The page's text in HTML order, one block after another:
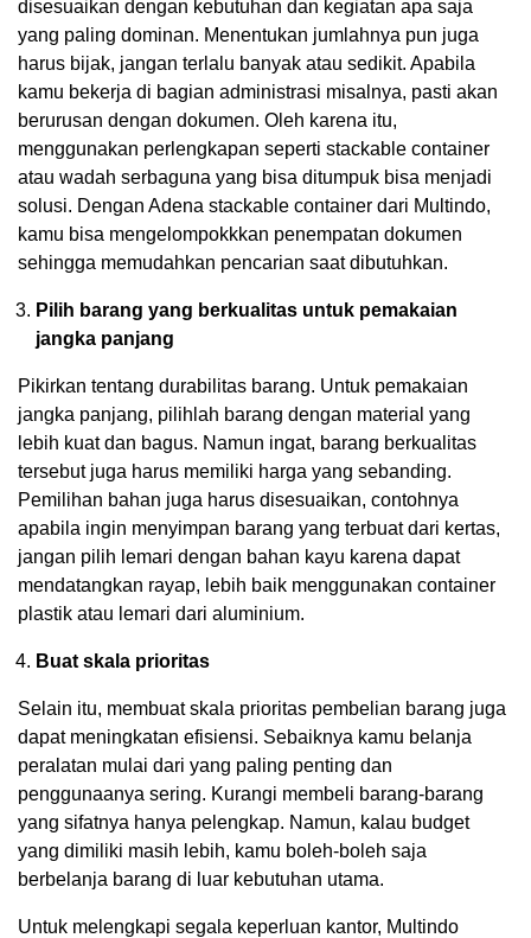
disesuaikan dengan kebutuhan dan kegiatan apa saja
yang paling dominan. Menentukan jumlahnya pun juga
harus bijak, jangan terlalu banyak atau sedikit. Apabila
kamu bekerja di bagian administrasi misalnya, pasti akan
berurusan dengan dokumen. Oleh karena itu,
menggunakan perlengkapan seperti stackable container
atau wadah serbaguna yang bisa ditumpuk bisa menjadi
solusi. Dengan Adena stackable container dari Multindo,
kamu bisa mengelompokkkan penempatan dokumen
sehingga memudahkan pencarian saat dibutuhkan.
Pilih barang yang berkualitas untuk pemakaian
jangka panjang
Pikirkan tentang durabilitas barang. Untuk pemakaian
jangka panjang, pilihlah barang dengan material yang
lebih kuat dan bagus. Namun ingat, barang berkualitas
tersebut juga harus memiliki harga yang sebanding.
Pemilihan bahan juga harus disesuaikan, contohnya
apabila ingin menyimpan barang yang terbuat dari kertas,
jangan pilih lemari dengan bahan kayu karena dapat
mendatangkan rayap, lebih baik menggunakan container
plastik atau lemari dari aluminium.
Buat skala prioritas
Selain itu, membuat skala prioritas pembelian barang juga
dapat meningkatan efisiensi. Sebaiknya kamu belanja
peralatan mulai dari yang paling penting dan
penggunaanya sering. Kurangi membeli barang-barang
yang sifatnya hanya pelengkap. Namun, kalau budget
yang dimiliki masih lebih, kamu boleh-boleh saja
berbelanja barang di luar kebutuhan utama.
Untuk melengkapi segala keperluan kantor, Multindo